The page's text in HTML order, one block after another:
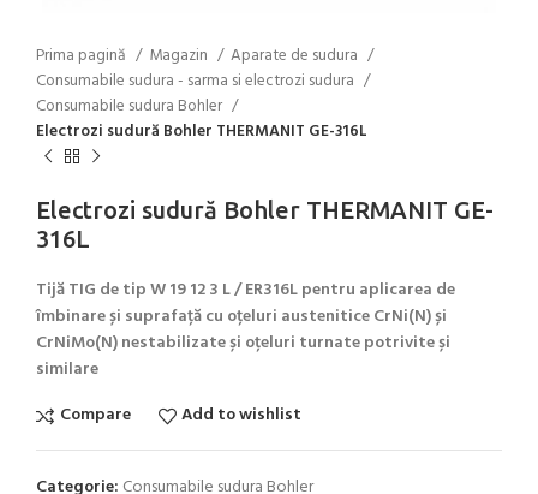
Prima pagină Magazin
Aparate de sudura
Consumabile sudura - sarma si electrozi sudura
Consumabile sudura Bohler
Electrozi sudură Bohler THERMANIT GE-316L
Electrozi sudură Bohler THERMANIT GE-
316L
Tijă TIG de tip W 19 12 3 L / ER316L pentru aplicarea de
îmbinare și suprafață cu oțeluri austenitice CrNi(N) și
CrNiMo(N) nestabilizate și oțeluri turnate potrivite și
similare
Compare
Add to wishlist
Categorie: Consumabile sudura Bohler